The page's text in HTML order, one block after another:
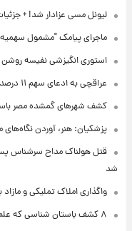
لیونل مسی عزادار شد! +
ماجرای پیامک "مشمول
استوری انگیزشی نفیسه
عراقچی به ادعای سهم ۱۱ درصدی ایران از خزر پاسخ داد
کشف شهرهای گمشده مصر
پزشکیان: هنر، آوردن
قتل هولناک مداح سرشناس پس
شد
واگذاری املاک تملیکی و
۸ کشف باستان شناسی که علم هنوز توضیحی برای آنها ندارد+ تصاویر